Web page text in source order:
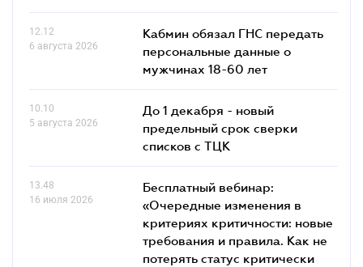
12.12
6 августа 2026
Кабмин обязал ГНС передать
персональные данные о
мужчинах 18-60 лет
10.10
5 августа 2026
До 1 декабря - новый
предельный срок сверки
списков c ТЦК
13.48
16 июля 2026
Бесплатный вебинар:
«Очередные изменения в
критериях критичности: новые
требования и правила. Как не
потерять статус критически